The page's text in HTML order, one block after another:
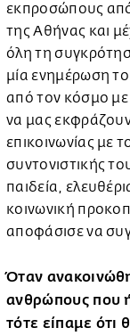
εκπροσώπους από
της Αθήνας και
όλη τη
μία ενημέρωση
από τον κόσμο με
να μας
επικοινωνίας με
συντονιστικής
παιδεία,
κοινωνική
αποφάσισε να
Όταν
ανθρώπους που
τότε είπαμε ότι